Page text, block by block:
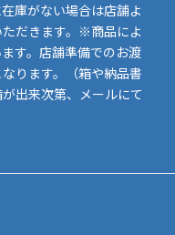
庫がない場合は店舗よ
だきます。※商品によ
す。店舗準備でのお渡
ります。（箱や納品書
出来次第、メールにて